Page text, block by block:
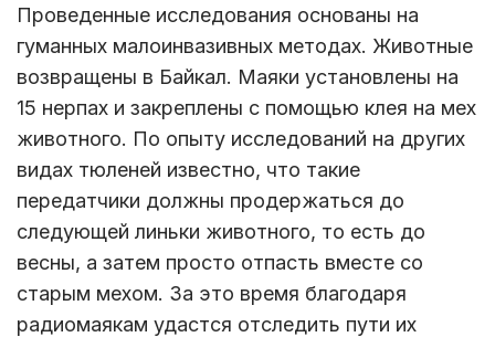
Проведенные исследования основаны на
гуманных малоинвазивных методах. Животные
возвращены в Байкал. Маяки установлены на
15 нерпах и закреплены с помощью клея на мех
животного. По опыту исследований на других
видах тюленей известно, что такие
передатчики должны продержаться до
следующей линьки животного, то есть до
весны, а затем просто отпасть вместе со
старым мехом. За это время благодаря
радиомаякам удастся отследить пути их